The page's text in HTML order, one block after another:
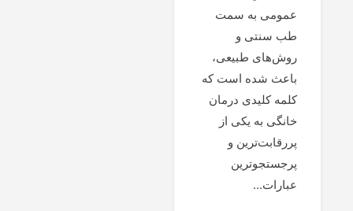
عمومی به سمت
طب سنتی و
روش‌های طبیعی،
باعث شده است که
کلمه کلیدی درمان
خانگی به یکی از
پررقابت‌ترین و
پرجستجوترین
عبارات...